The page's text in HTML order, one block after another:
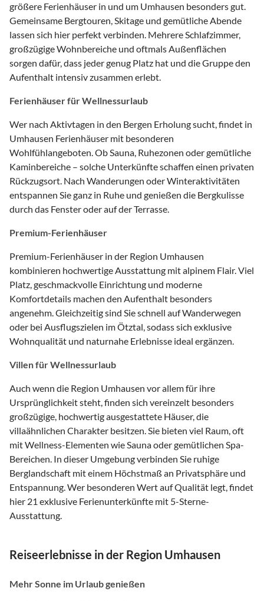
größere Ferienhäuser in und um Umhausen besonders gut.
Gemeinsame Bergtouren, Skitage und gemütliche Abende
lassen sich hier perfekt verbinden. Mehrere Schlafzimmer,
großzügige Wohnbereiche und oftmals Außenflächen
sorgen dafür, dass jeder genug Platz hat und die Gruppe den
Aufenthalt intensiv zusammen erlebt.
Ferienhäuser für Wellnessurlaub
Wer nach Aktivtagen in den Bergen Erholung sucht, findet in
Umhausen Ferienhäuser mit besonderen
Wohlfühlangeboten. Ob Sauna, Ruhezonen oder gemütliche
Kaminbereiche – solche Unterkünfte schaffen einen privaten
Rückzugsort. Nach Wanderungen oder Winteraktivitäten
entspannen Sie ganz in Ruhe und genießen die Bergkulisse
durch das Fenster oder auf der Terrasse.
Premium-Ferienhäuser
Premium-Ferienhäuser in der Region Umhausen
kombinieren hochwertige Ausstattung mit alpinem Flair. Viel
Platz, geschmackvolle Einrichtung und moderne
Komfortdetails machen den Aufenthalt besonders
angenehm. Gleichzeitig sind Sie schnell auf Wanderwegen
oder bei Ausflugszielen im Ötztal, sodass sich exklusive
Wohnqualität und naturnahe Erlebnisse ideal ergänzen.
Villen für Wellnessurlaub
Auch wenn die Region Umhausen vor allem für ihre
Ursprünglichkeit steht, finden sich vereinzelt besonders
großzügige, hochwertig ausgestattete Häuser, die
villaähnlichen Charakter besitzen. Sie bieten viel Raum, oft
mit Wellness-Elementen wie Sauna oder gemütlichen Spa-
Bereichen. In dieser Umgebung verbinden Sie ruhige
Berglandschaft mit einem Höchstmaß an Privatsphäre und
Entspannung. Wer besonderen Wert auf Qualität legt, findet
hier 21 exklusive Ferienunterkünfte mit 5-Sterne-
Ausstattung.
Reiseerlebnisse in der Region Umhausen
Mehr Sonne im Urlaub genießen